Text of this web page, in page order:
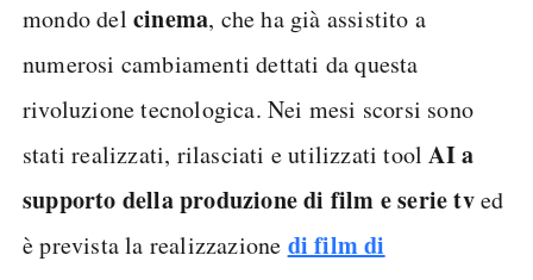
mondo del cinema, che ha già assistito a
numerosi cambiamenti dettati da questa
rivoluzione tecnologica. Nei mesi scorsi sono
stati realizzati, rilasciati e utilizzati toolAI a
supporto della produzione di film e serie tved
è prevista la realizzazione di film di